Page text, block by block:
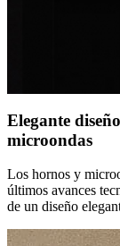
Elegante
microondas
Los hornos y
últimos avances
de un diseño